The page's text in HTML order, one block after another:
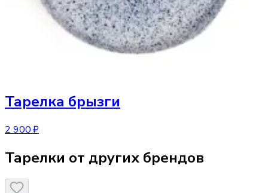
Тарелка брызги
2 900 ₽
Тарелки от других брендов